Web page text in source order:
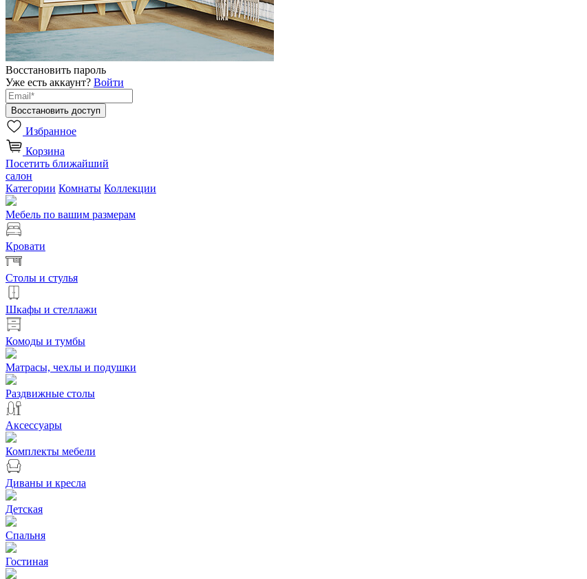
Восстановить пароль
Уже есть аккаунт? Войти
Избранное
Корзина
Посетить ближайший
салон
Категории Комнаты Коллекции
Мебель по вашим размерам
Кровати
Столы и стулья
Шкафы и стеллажи
Комоды и тумбы
Матрасы, чехлы и подушки
Раздвижные столы
Аксессуары
Комплекты мебели
Диваны и кресла
Детская
Спальня
Гостиная